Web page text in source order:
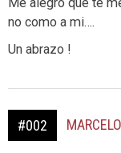
no como a mi….
Un abrazo !
#002 MARCELO